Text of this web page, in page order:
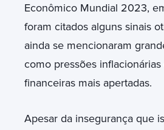
Econômico Mundial 2023,
foram citados alguns sinais
ainda se mencionaram
como pressões
financeiras mais apertadas.
Apesar da insegurança que